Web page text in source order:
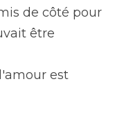
de côté pour
être
est